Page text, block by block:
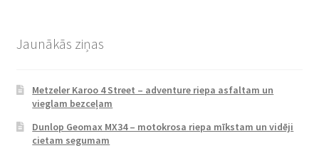
Jaunākās ziņas
Metzeler Karoo 4 Street – adventure riepa asfaltam un
vieglam bezceļam
Dunlop Geomax MX34 – motokrosa riepa mīkstam un vidēji
cietam segumam